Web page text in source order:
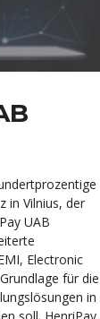
in Vilnius, der
UAB
Electronic
für die
in